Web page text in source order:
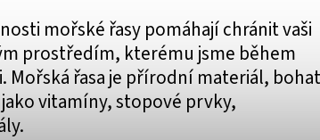
mořské řasy pomáhají chránit vaši
prostředím, kterému jsme během
Mořská řasa je přírodní materiál,
vitamíny, stopové prvky,